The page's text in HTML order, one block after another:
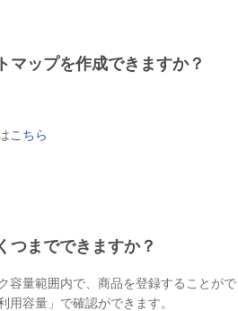
マップを作成できますか？
こちら
つまでできますか？
容量範囲内で、商品を登録することが
用容量」で確認ができます。